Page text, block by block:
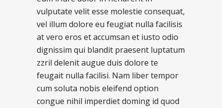
vulputate velit esse molestie consequat,
vel illum dolore eu feugiat nulla facilisis
at vero eros et accumsan et iusto odio
dignissim qui blandit praesent luptatum
zzril delenit augue duis dolore te
feugait nulla facilisi. Nam liber tempor
cum soluta nobis eleifend option
congue nihil imperdiet doming id quod